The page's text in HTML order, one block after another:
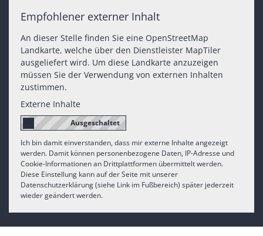
Empfohlener externer Inhalt
An dieser Stelle finden Sie eine OpenStreetMap
Landkarte, welche über den Dienstleister MapTiler
ausgeliefert wird. Um diese Landkarte anzuzeigen
müssen Sie der Verwendung von externen Inhalten
zustimmen.
Externe Inhalte
Ich bin damit einverstanden, dass mir externe Inhalte angezeigt
werden. Damit können personenbezogene Daten, IP-Adresse und
Cookie-Informationen an Drittplattformen übermittelt werden.
Diese Einstellung kann auf der Seite mit unserer
Datenschutzerklärung (siehe Link im Fußbereich) später jederzeit
wieder geändert werden.